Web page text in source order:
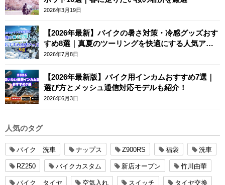
2026年3月19日
【2026年最新】バイクの暑さ対策・冷感グッズおす
すめ8選｜真夏のツーリングを快適にする人気アイ
テム
2026年7月8日
【2026年最新版】バイク用インカムおすすめ7選｜
選び方とメッシュ通信対応モデルも紹介！
2026年6月3日
人気のタグ
バイク 洗車 ナップス Z900RS 福袋 洗車
RZ250 バイクカスタム 新店オープン 竹川由華
バイク タイヤ 空気入れ スイッチ タイヤ交換